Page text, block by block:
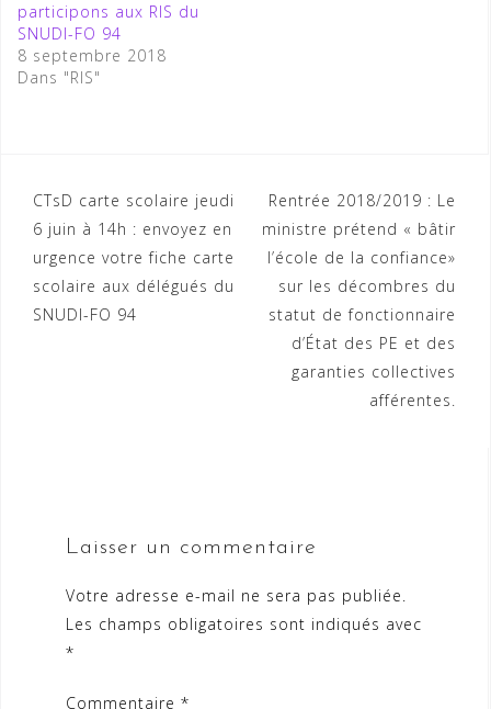
participons aux RIS du
SNUDI-FO 94
8 septembre 2018
Dans "RIS"
Navigation
de
l’article
CTsD carte scolaire jeudi
6 juin à 14h : envoyez en
urgence votre fiche carte
scolaire aux délégués du
SNUDI-FO 94
Rentrée 2018/2019 : Le
ministre prétend « bâtir
l’école de la confiance»
sur les décombres du
statut de fonctionnaire
d’État des PE et des
garanties collectives
afférentes.
Laisser un commentaire
Votre adresse e-mail ne sera pas publiée.
Les champs obligatoires sont indiqués avec
*
Commentaire *